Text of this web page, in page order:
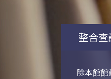
整合查
除本館
關鍵字搜